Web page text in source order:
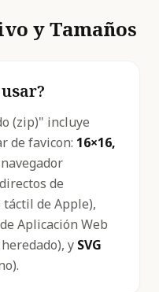
y Tamaños
(zip)" incluye
de favicon: 16×16,
de
táctil de Apple),
Aplicación Web
y SVG